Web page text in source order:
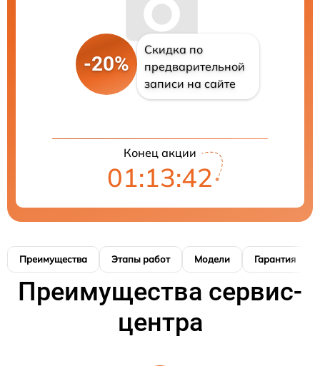
-20%
Скидка по
предварительной
записи на сайте
Конец акции
01:13:41
Преимущества Этапы работ Модели Гарантия
Преимущества сервис-
центра